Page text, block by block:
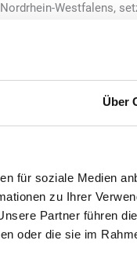
Über
für soziale Medien
zu Ihrer
Partner führen
oder die sie im
Westfalens,
Speicheranlagen
übernimmt dabei
des vor
20 Prozent steigen.
– auch an Standorten